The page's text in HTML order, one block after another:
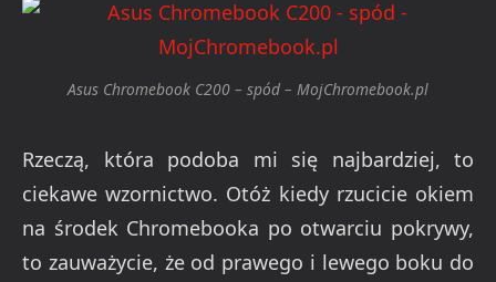
Asus Chromebook C200 – spód – MojChromebook.pl
Rzeczą, która podoba mi się najbardziej, to
ciekawe wzornictwo. Otóż kiedy rzucicie okiem
na środek Chromebooka po otwarciu pokrywy,
to zauważycie, że od prawego i lewego boku do